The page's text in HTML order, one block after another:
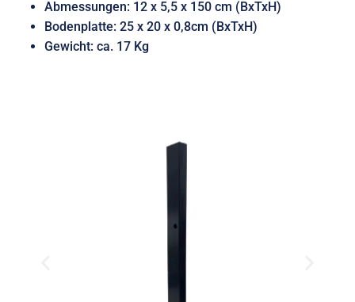
Abmessungen: 12 x 5,5 x 150 cm (BxTxH)
Bodenplatte: 25 x 20 x 0,8cm (BxTxH)
Gewicht: ca. 17 Kg